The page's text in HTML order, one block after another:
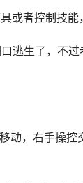
或者控制技能
逃生了，不
动，右手操